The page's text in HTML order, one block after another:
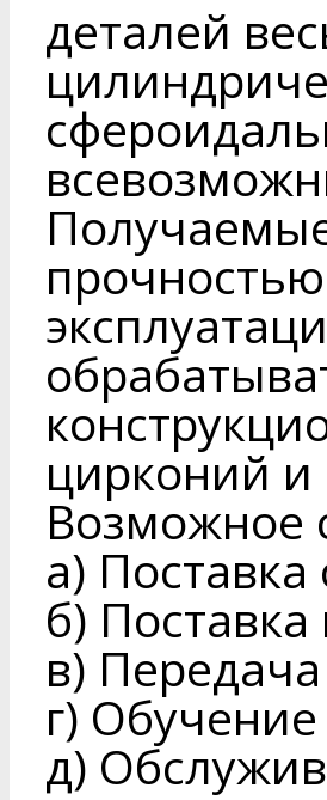
деталей
цирконий и
Возможное
а)
б)
в)
г)
д)